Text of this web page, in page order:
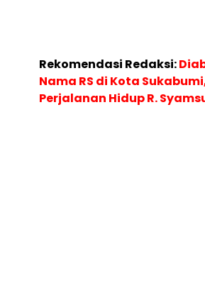
Rekomendasi Redaksi:
Nama RS di Kota
Perjalanan Hidup R.